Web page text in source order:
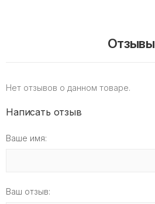
Отзывы
Нет отзывов о данном товаре.
Написать отзыв
Ваше имя:
Ваш отзыв: